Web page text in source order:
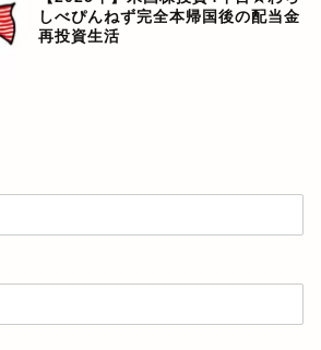
しべぴんねず完全本帰国後の配当金
再投資生活
ぴんねず☆ごはんのレシ